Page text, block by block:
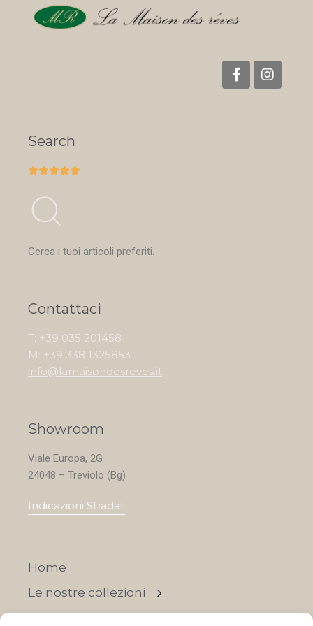
Search

Cerca i tuoi articoli preferiti.
Contattaci
T: +39 035 201458
M: +39 338 1325853
info@lamaisondesreves.it
Showroom
Viale Europa, 2G
24048 – Treviolo (Bg)
Indicazioni Stradali
Home
Le nostre collezioni